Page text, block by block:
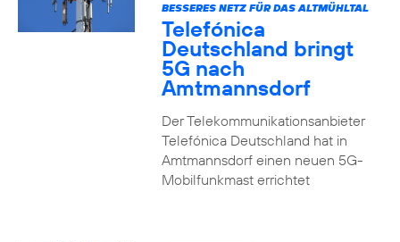
BESSERES NETZ FÜR DAS ALTMÜHLTAL
Telefónica
Deutschland bringt
5G nach
Amtmannsdorf
Der Telekommunikationsanbieter
Telefónica Deutschland hat in
Amtmannsdorf einen neuen 5G-
Mobilfunkmast errichtet